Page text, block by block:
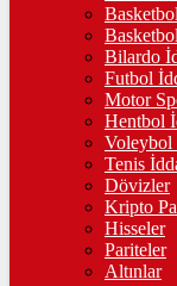
10.903,00%2,54
TAM ALTIN
43.427,00%2,54
%2,39
%-0,14
Bilardo
Futbol
Motor
Hentbol
Voleybol
Tenis
Dövizler
Kripto
Hisseler
Pariteler
Altınlar